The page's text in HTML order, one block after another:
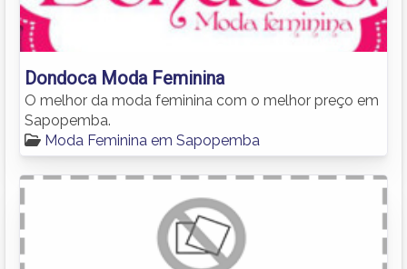
Dondoca Moda Feminina
O melhor da moda feminina com o melhor preço em
Sapopemba.
Moda Feminina em Sapopemba